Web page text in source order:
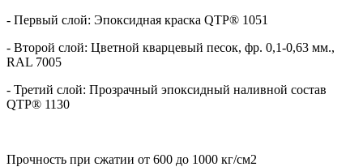
- Первый слой: Эпоксидная краска QTP® 1051
- Второй слой: Цветной кварцевый песок, фр. 0,1-0,63 мм.,
RAL 7005
- Третий слой: Прозрачный эпоксидный наливной состав
QTP® 1130
Прочность при сжатии от 600 до 1000 кг/см2